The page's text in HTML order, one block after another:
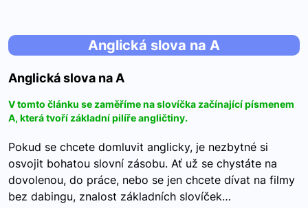
Anglická slova na A
Anglická slova na A
V tomto článku se zaměříme na slovíčka začínající písmenem
A, která tvoří základní pilíře angličtiny.
Pokud se chcete domluvit anglicky, je nezbytné si
osvojit bohatou slovní zásobu. Ať už se chystáte na
dovolenou, do práce, nebo se jen chcete dívat na filmy
bez dabingu, znalost základních slovíček…